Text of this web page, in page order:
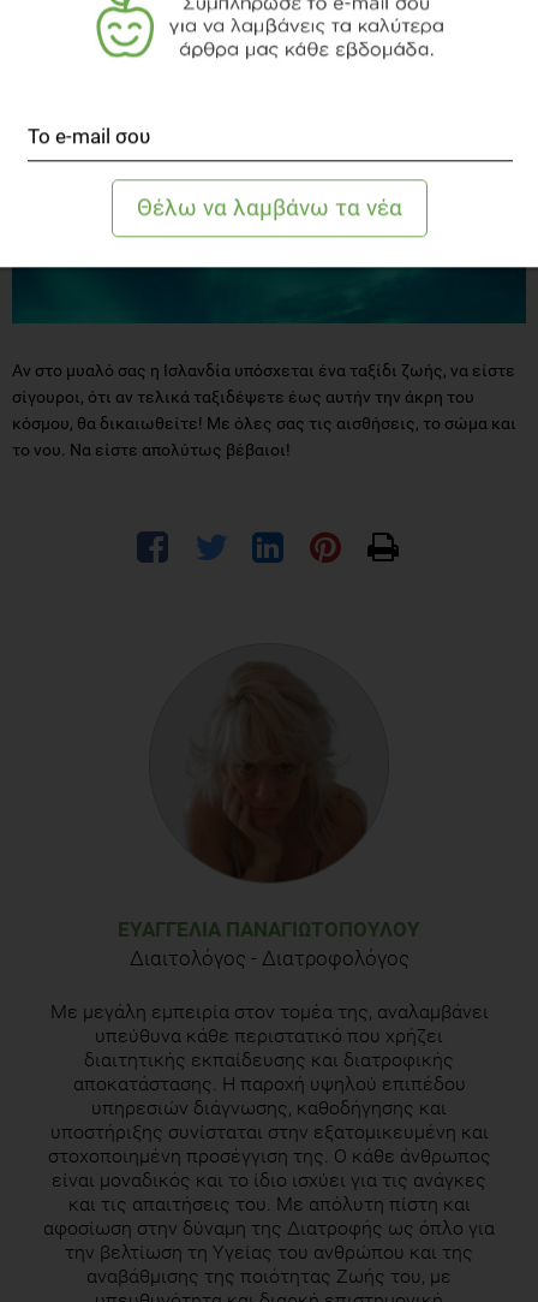
αλλιώς Aurora Borealis ή απλά η πιο καθηλωτική και εντυπωσιακή
παράσταση της φύσης.
Αν στο μυαλό σας η Ισλανδία υπόσχεται ένα ταξίδι ζωής, να είστε
σίγουροι, ότι αν τελικά ταξιδέψετε έως αυτήν την άκρη του
κόσμου, θα δικαιωθείτε! Με όλες σας τις αισθήσεις, το σώμα και
το νου. Να είστε απολύτως βέβαιοι!
ΕΥΑΓΓΕΛΊΑ ΠΑΝΑΓΙΩΤΟΠΟΎΛΟΥ
Διαιτολόγος - Διατροφολόγος
Με μεγάλη εμπειρία στον τομέα της, αναλαμβάνει
υπεύθυνα κάθε περιστατικό που χρήζει
διαιτητικής εκπαίδευσης και διατροφικής
αποκατάστασης. Η παροχή υψηλού επιπέδου
υπηρεσιών διάγνωσης, καθοδήγησης και
υποστήριξης συνίσταται στην εξατομικευμένη και
στοχοποιημένη προσέγγιση της. Ο κάθε άνθρωπος
είναι μοναδικός και το ίδιο ισχύει για τις ανάγκες
και τις απαιτήσεις του. Με απόλυτη πίστη και
αφοσίωση στην δύναμη της Διατροφής ως όπλο για
την βελτίωση τη Υγείας του ανθρώπου και της
αναβάθμισης της ποιότητας Ζωής του, με